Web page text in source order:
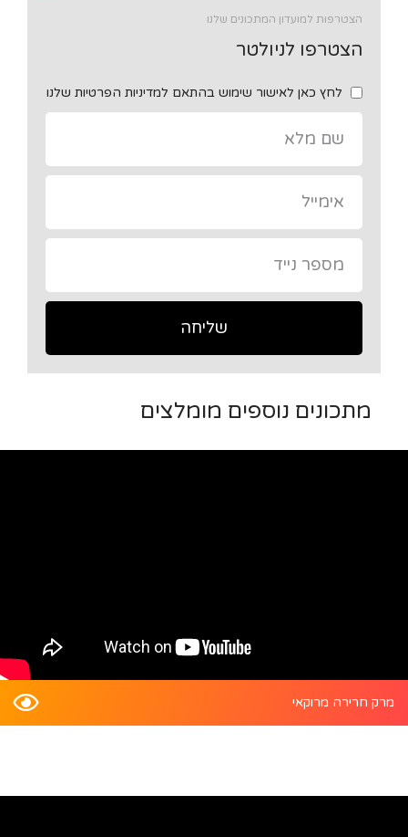
הצטרפות למועדון המתכונים שלנו
הצטרפו לניולטר
לחץ כאן לאישור שימוש בהתאם למדיניות הפרטיות שלנו
שליחה
מתכונים נוספים מומלצים
מרק חרירה מרוקאי